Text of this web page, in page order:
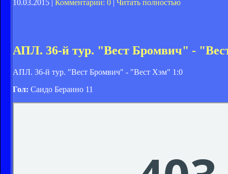
10.03.2015 | Комментарии: 0 Читать полностью
АПЛ. 36-й тур. "Вест Бромвич" -
АПЛ. 36-й тур. "Вест Бромвич" - "Вест Хэм" 1:0
Гол: Саидо Бераино 11